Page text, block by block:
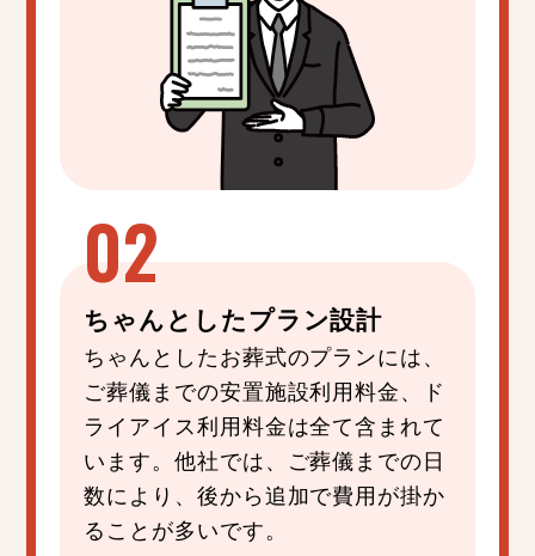
ちゃんと したプラン設計
ちゃんとしたお葬式のプランには、
ご葬儀までの安置施設利用料金、ド
ライアイス利用料金は全て含まれて
います。他社では、ご葬儀までの日
数により、後から追加で費用が掛か
ることが多いです。